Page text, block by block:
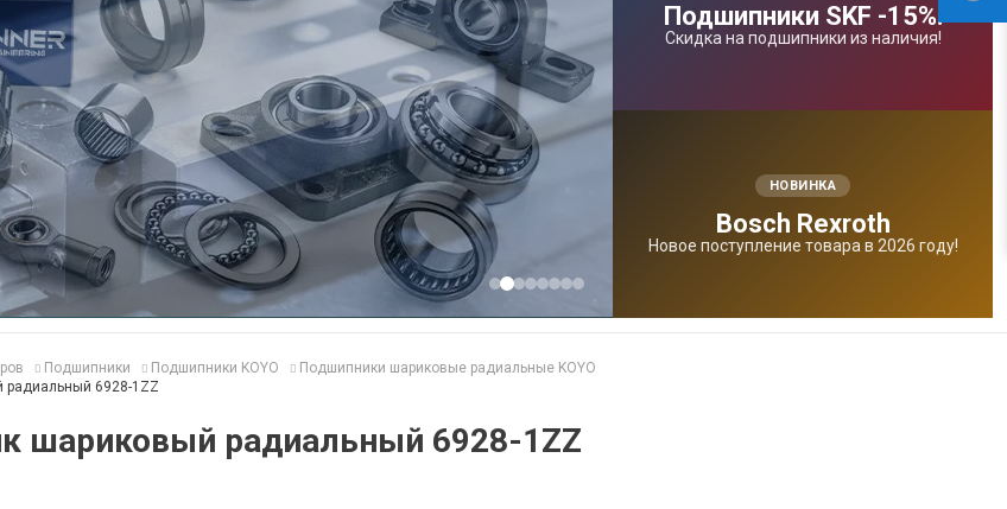
Подшипники SKF -15%!
Скидка на подшипники из наличия!
НОВИНКА
Bosсh Rexroth
Новое поступление товара в 2026 году!
Подшипники Подшипники KOYO
Подшипники шариковые радиальные KOYO
6928-1ZZ
шариковый радиальный 6928-1ZZ